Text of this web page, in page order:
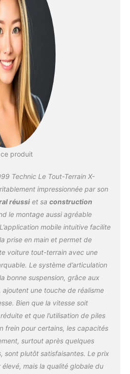
activer des effets sonores
en temps réel des
telles que la vitesse ou
Commande par touche
glisser le doigt sur l'écran
voir le tout-terrain effectuer
Défis et victoires :
défis permet de gagner
4x4 LEGO robuste
application, équipé de
hautes et indépendantes,
larges et d'énormes pneus.
intègre la
Bluetooth Low Energy
comprend un bouton
un capteur 6 axes (3
ainsi que 4 ports
L'application LEGO
CONTROL+ est
sur l'App Store et
L'autorisation des
nécessaire pour pouvoir
Le véhicule
fonctionne avec des
piles nécessaires sont
l'emballage. Ce modèle
à construire fait
aux constructeurs LEGO des
leur temps de réaction, leur
et leur habilité à
des problèmes.
produit
Technic Le Tout-Terrain X-
impressionnée par son
réussiet sa construction
le montage aussi agréable
mobile intuitive facilite
prise en main et permet de
voiture tout-terrain avec une
Le système d’articulation
bonne suspension, grâce aux
ajoutent une touche de réalisme
Bien que la vitesse soit
et que l’utilisation de piles
frein pour certains, les capacités
surtout après quelques
sont plutôt satisfaisantes. Le prix
mais la qualité globale du